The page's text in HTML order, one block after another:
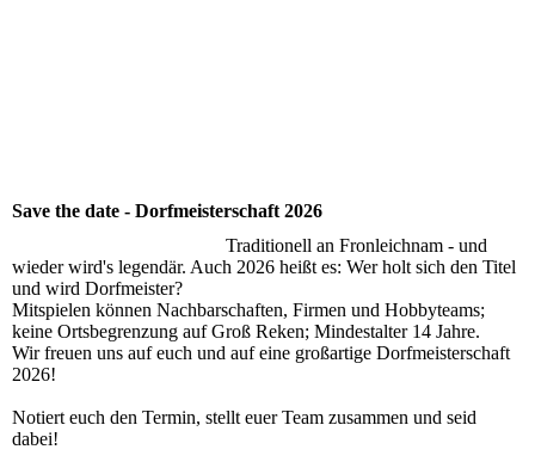
Save the date - Dorfmeisterschaft 2026
Traditionell an Fronleichnam - und
wieder wird's legendär. Auch 2026 heißt es: Wer holt sich den Titel
und wird Dorfmeister?
Mitspielen können Nachbarschaften, Firmen und Hobbyteams;
keine Ortsbegrenzung auf Groß Reken; Mindestalter 14 Jahre.
Wir freuen uns auf euch und auf eine großartige Dorfmeisterschaft
2026!
Notiert euch den Termin, stellt euer Team zusammen und seid
dabei!